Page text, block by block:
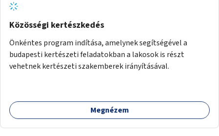
Közösségi kertészkedés
Önkéntes program indítása, amelynek segítségével a
budapesti kertészeti feladatokban a lakosok is részt
vehetnek kertészeti szakemberek irányításával.
Megnézem